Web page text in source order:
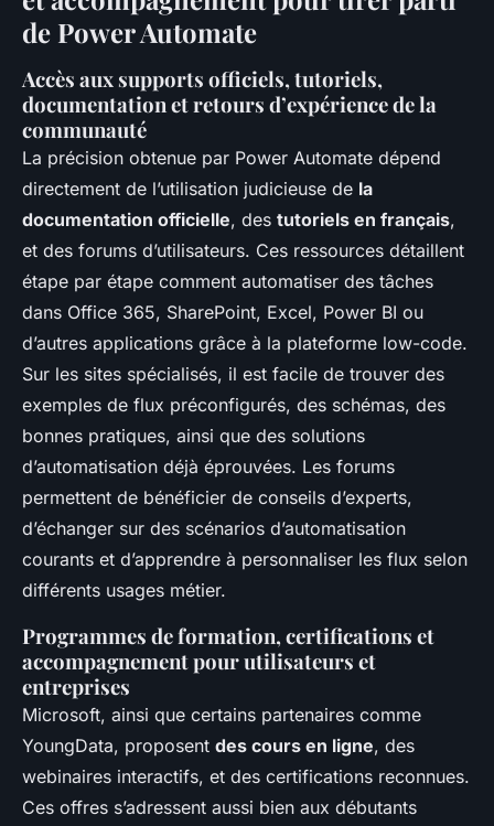
de Power Automate
Accès aux supports officiels, tutoriels,
documentation et retours d’expérience de la
communauté
La précision obtenue par Power Automate dépend
directement de l’utilisation judicieuse de la
documentation officielle, des tutoriels en français,
et des forums d’utilisateurs. Ces ressources détaillent
étape par étape comment automatiser des tâches
dans Office 365, SharePoint, Excel, Power BI ou
d’autres applications grâce à la plateforme low-code.
Sur les sites spécialisés, il est facile de trouver des
exemples de flux préconfigurés, des schémas, des
bonnes pratiques, ainsi que des solutions
d’automatisation déjà éprouvées. Les forums
permettent de bénéficier de conseils d’experts,
d’échanger sur des scénarios d’automatisation
courants et d’apprendre à personnaliser les flux selon
différents usages métier.
Programmes de formation, certifications et
accompagnement pour utilisateurs et
entreprises
Microsoft, ainsi que certains partenaires comme
YoungData, proposent des cours en ligne, des
webinaires interactifs, et des certifications reconnues.
Ces offres s’adressent aussi bien aux débutants